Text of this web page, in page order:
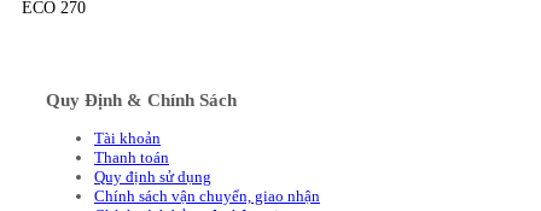
ECO 270
Quy Định & Chính Sách
Tài khoản
Thanh toán
Quy định sử dụng
Chính sách vận chuyển, giao nhận